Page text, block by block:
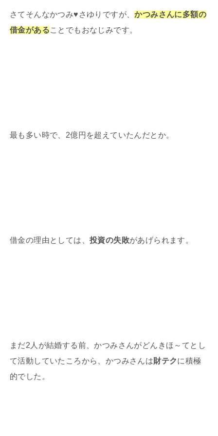
さてそんなかつみ♥ さゆりですが、かつみさんに多額の
借金があることでもおなじみです。
最も多い時で、 2億円を超えていたんだとか。
借金の理由としては、 投資の失敗があげられます。
まだ2 人が結婚する前、かつみさんがどんきほ～てとし
て活動していたころから、かつみさんは財テクに積極
的でした。